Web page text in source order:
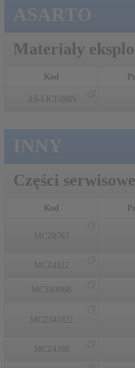
ASARTO
Materiały
Kod
AS-LK350BN
INNY
Części serwisowe
Kod
MCZ8763
MCZ4322
MCZ4398B
MCZ341022
MCZ4398